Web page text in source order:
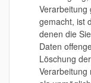
Verarbeitung
gemacht, ist
denen die
Daten
Löschung
Verarbeitung